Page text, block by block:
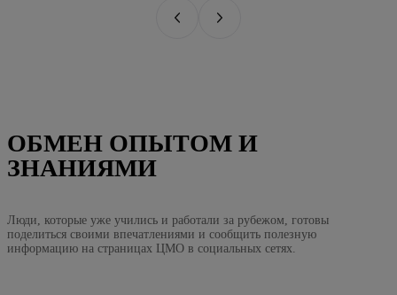
ОБМЕН ОПЫТОМ И
ЗНАНИЯМИ
Люди, которые уже учились и работали за рубежом, готовы
поделиться своими впечатлениями и сообщить полезную
информацию на страницах ЦМО в социальных сетях.